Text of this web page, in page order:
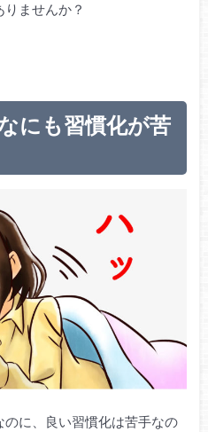
ませんか？
にも習慣化が苦
に、良い習慣化は苦手なの